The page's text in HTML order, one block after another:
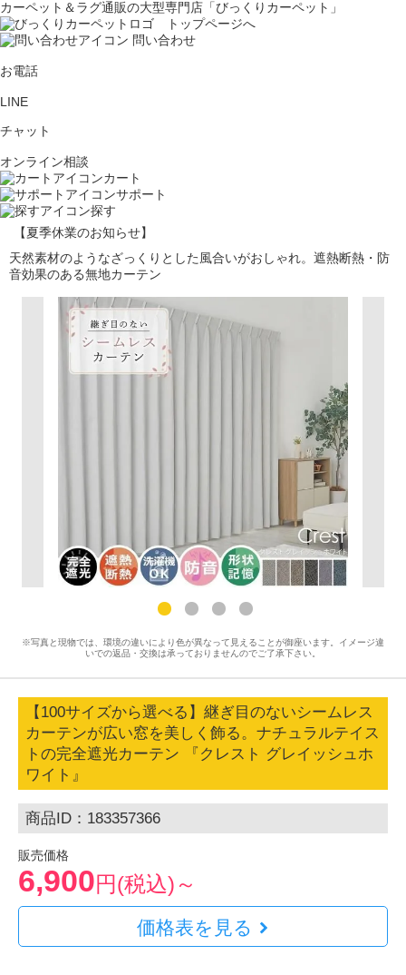
カーペット＆ラグ通販の大型専門店「びっくりカーペット」
問い合わせ
お電話
LINE
チャット
オンライン相談
カート
サポート
探す
【夏季休業のお知らせ】
天然素材のようなざっくりとした風合いがおしゃれ。遮熱断熱・防
音効果のある無地カーテン
※写真と現物では、環境の違いにより色が異なって見えることが御座います。イメージ違
いでの返品・交換は承っておりませんのでご了承下さい。
【100サイズから選べる】継ぎ目のないシームレス
カーテンが広い窓を美しく飾る。ナチュラルテイス
トの完全遮光カーテン 『クレスト グレイッシュホ
ワイト』
商品ID：183357366
販売価格
6,900円(税込)～
価格表を見る